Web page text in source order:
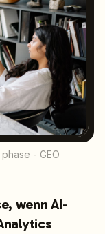
- GEO
wenn AI-